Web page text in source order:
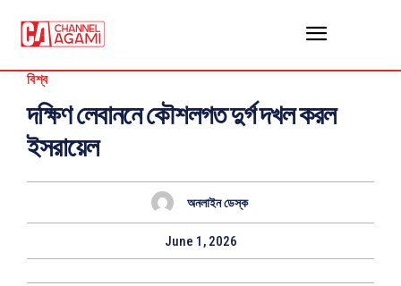
বিশ্ব
দক্ষিণ লেবাননে কৌশলগত দুর্গ দখল করল
ইসরায়েল
অনলাইন ডেস্ক
June 1, 2026